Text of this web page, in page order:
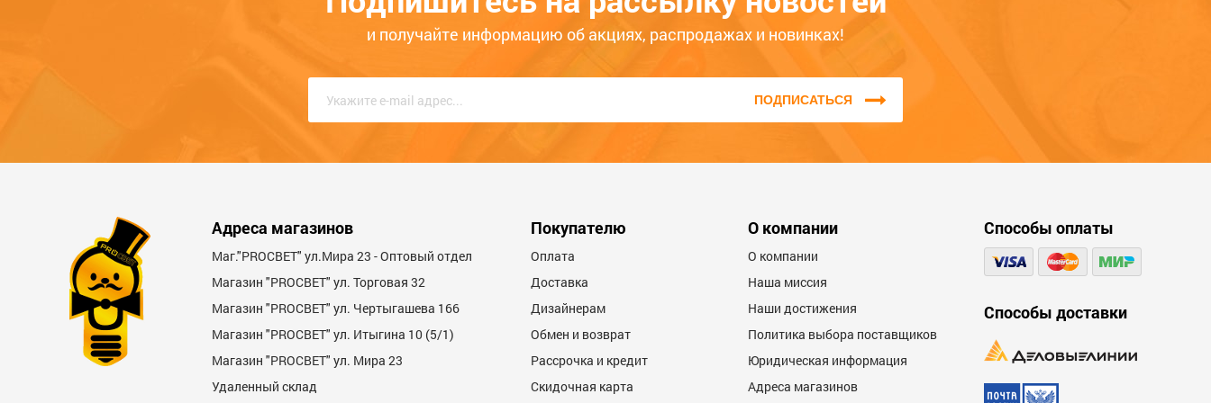
КРУГЛОСУТОЧНО, наши консультанты с радостью помогут Вам!
и получайте информацию об акциях, распродажах и новинках!
ПОДПИСАТЬСЯ
Адреса магазинов
Маг."PROСВЕТ" ул.Мира 23 - Оптовый отдел
Магазин "PROСВЕТ" ул. Торговая 32
Магазин "PROCBET" ул. Чертыгашева 166
Магазин "PROCBET" ул. Итыгина 10 (5/1)
Магазин "PROСВЕТ" ул. Мира 23
Удаленный склад
Покупателю
Оплата
Доставка
Дизайнерам
Обмен и возврат
Рассрочка и кредит
Скидочная карта
О компании
О компании
Наша миссия
Наши достижения
Политика выбора поставщиков
Юридическая информация
Адреса магазинов
Способы оплаты
Способы доставки